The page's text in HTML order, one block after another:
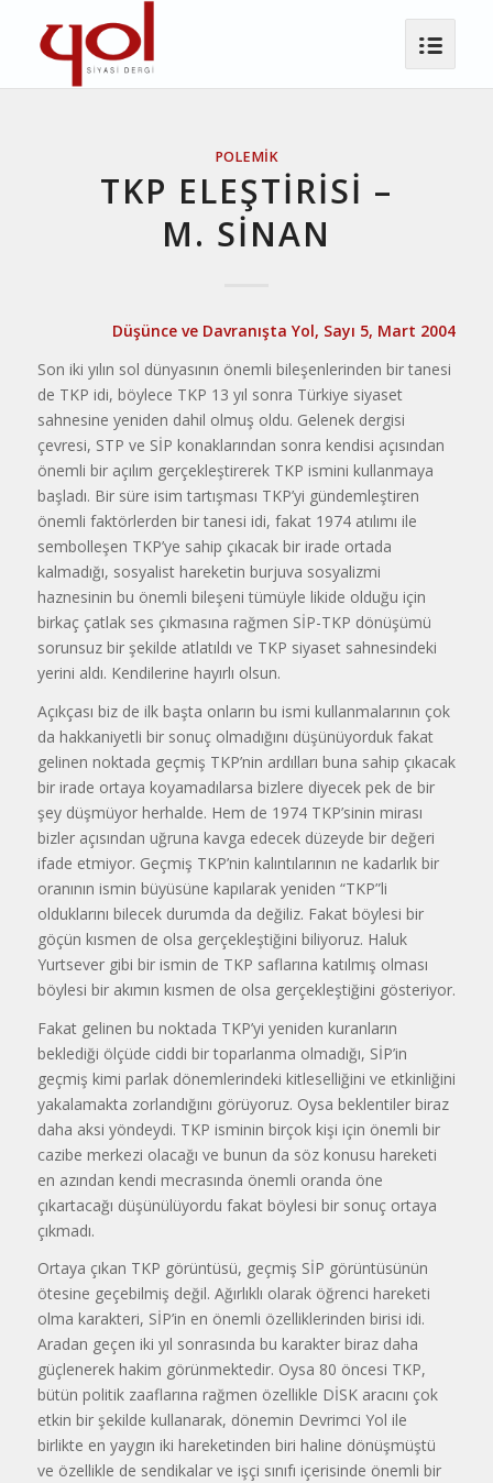
POLEMIK
TKP ELEŞTİRİSİ –
M. SINAN
Düşünce ve Davranışta Yol, Sayı 5, Mart 2004
Son iki yılın sol dünyasının önemli bileşenlerinden bir tanesi
de TKP idi, böylece TKP 13 yıl sonra Türkiye siyaset
sahnesine yeniden dahil olmuş oldu. Gelenek dergisi
çevresi, STP ve SİP konaklarından sonra kendisi açısından
önemli bir açılım gerçekleştirerek TKP ismini kullanmaya
başladı. Bir süre isim tartışması TKP’yi gündemleştiren
önemli faktörlerden bir tanesi idi, fakat 1974 atılımı ile
sembolleşen TKP’ye sahip çıkacak bir irade ortada
kalmadığı, sosyalist hareketin burjuva sosyalizmi
haznesinin bu önemli bileşeni tümüyle likide olduğu için
birkaç çatlak ses çıkmasına rağmen SİP-TKP dönüşümü
sorunsuz bir şekilde atlatıldı ve TKP siyaset sahnesindeki
yerini aldı. Kendilerine hayırlı olsun.
Açıkçası biz de ilk başta onların bu ismi kullanmalarının çok
da hakkaniyetli bir sonuç olmadığını düşünüyorduk fakat
gelinen noktada geçmiş TKP’nin ardılları buna sahip çıkacak
bir irade ortaya koyamadılarsa bizlere diyecek pek de bir
şey düşmüyor herhalde. Hem de 1974 TKP’sinin mirası
bizler açısından uğruna kavga edecek düzeyde bir değeri
ifade etmiyor. Geçmiş TKP’nin kalıntılarının ne kadarlık bir
oranının ismin büyüsüne kapılarak yeniden “TKP”li
olduklarını bilecek durumda da değiliz. Fakat böylesi bir
göçün kısmen de olsa gerçekleştiğini biliyoruz. Haluk
Yurtsever gibi bir ismin de TKP saflarına katılmış olması
böylesi bir akımın kısmen de olsa gerçekleştiğini gösteriyor.
Fakat gelinen bu noktada TKP’yi yeniden kuranların
beklediği ölçüde ciddi bir toparlanma olmadığı, SİP’in
geçmiş kimi parlak dönemlerindeki kitleselliğini ve etkinliğini
yakalamakta zorlandığını görüyoruz. Oysa beklentiler biraz
daha aksi yöndeydi. TKP isminin birçok kişi için önemli bir
cazibe merkezi olacağı ve bunun da söz konusu hareketi
en azından kendi mecrasında önemli oranda öne
çıkartacağı düşünülüyordu fakat böylesi bir sonuç ortaya
çıkmadı.
Ortaya çıkan TKP görüntüsü, geçmiş SİP görüntüsünün
ötesine geçebilmiş değil. Ağırlıklı olarak öğrenci hareketi
olma karakteri, SİP’in en önemli özelliklerinden birisi idi.
Aradan geçen iki yıl sonrasında bu karakter biraz daha
güçlenerek hakim görünmektedir. Oysa 80 öncesi TKP,
bütün politik zaaflarına rağmen özellikle DİSK aracını çok
etkin bir şekilde kullanarak, dönemin Devrimci Yol ile
birlikte en yaygın iki hareketinden biri haline dönüşmüştü
ve özellikle de sendikalar ve işçi sınıfı içerisinde önemli bir